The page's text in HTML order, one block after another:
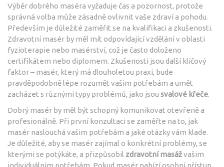
Výběr dobrého maséra vyžaduje čas a pozornost, protože
správná volba může zásadně ovlivnit vaše zdraví a pohodu.
Především je důležité zaměřit se na kvalifikaci a zkušenosti.
Zdravotní masér by měl mít odpovídající vzdělání v oblasti
fyzioterapie nebo masérství, což je často doloženo
certifikátem nebo diplomem. Zkušenosti jsou další klíčový
faktor – masér, který má dlouholetou praxi, bude
pravděpodobně lépe rozumět vašim potřebám a umět
zacházet s různými typy problémů, jako jsou svalové křeče.
Dobrý masér by měl být schopný komunikovat otevřeně a
profesionálně. Při první konzultaci se zaměřte na to, jak
masér naslouchá vašim potřebám a jaké otázky vám klade.
Je důležité, aby se masér zajímal o konkrétní problémy, se
kterými se potýkáte, a přizpůsobil zdravotní masážvašim
individuálním potřebám. Pokud masér nabízí osobní přístup